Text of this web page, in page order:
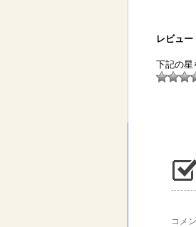
レビュー
下記の星
コメ